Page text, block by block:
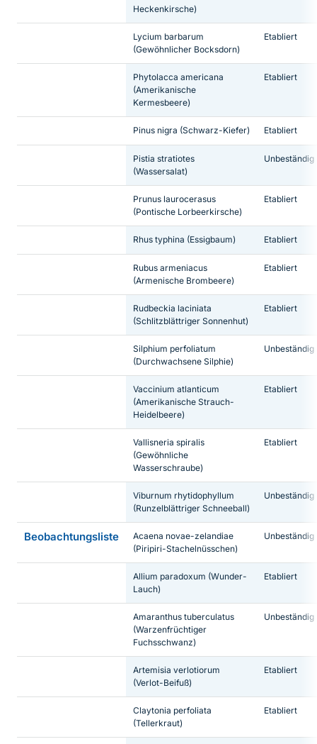
Heckenkirsche)
Lycium barbarum
(Gewöhnlicher Bocksdorn)
Etabliert
Phytolacca americana
(Amerikanische
Kermesbeere)
Etabliert
Pinus nigra (Schwarz-Kiefer) Etabliert
Pistia stratiotes
(Wassersalat)
Unbeständig
Prunus laurocerasus
(Pontische Lorbeerkirsche)
Etabliert
Rhus typhina (Essigbaum) Etabliert
Rubus armeniacus
(Armenische Brombeere)
Etabliert
Rudbeckia laciniata
(Schlitzblättriger Sonnenhut)
Etabliert
Silphium perfoliatum
(Durchwachsene Silphie)
Unbeständig
Vaccinium atlanticum
(Amerikanische Strauch-
Heidelbeere)
Etabliert
Vallisneria spiralis
(Gewöhnliche
Wasserschraube)
Etabliert
Viburnum rhytidophyllum
(Runzelblättriger Schneeball)
Unbeständig
Beobachtungsliste
Acaena novae-zelandiae
(Piripiri-Stachelnüsschen)
Unbeständig
Allium paradoxum (Wunder-
Lauch)
Etabliert
Amaranthus tuberculatus
(Warzenfrüchtiger
Fuchsschwanz)
Unbeständig
Artemisia verlotiorum
(Verlot-Beifuß)
Etabliert
Claytonia perfoliata
(Tellerkraut)
Etabliert